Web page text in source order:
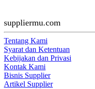
suppliermu.com
Tentang Kami
Syarat dan Ketentuan
Kebijakan dan Privasi
Kontak Kami
Bisnis Supplier
Artikel Supplier